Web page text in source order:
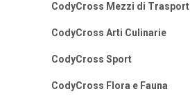
CodyCross Mezzi di
CodyCross Arti Culinarie
CodyCross Sport
CodyCross Flora e Fauna